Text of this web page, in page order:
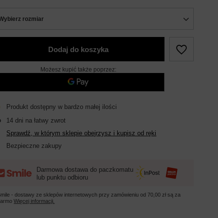
rozmiar
Dodaj do koszyka
Możesz kupić także poprzez:
Produkt dostępny w bardzo małej ilości
14 dni na łatwy zwrot
Sprawdź, w którym sklepie obejrzysz i kupisz od ręki
Bezpieczne zakupy
Darmowa dostawa do paczkomatu
lub punktu odbioru
- dostawy ze sklepów internetowych przy zamówieniu od 70,00 zł są za
Więcej informacji.